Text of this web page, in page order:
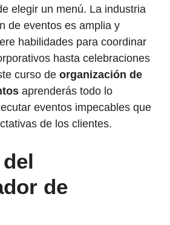
elegir un menú. La industria
de eventos es amplia y
habilidades para coordinar
hasta celebraciones
curso de organización de
aprenderás todo lo
eventos impecables que
de los clientes.
de